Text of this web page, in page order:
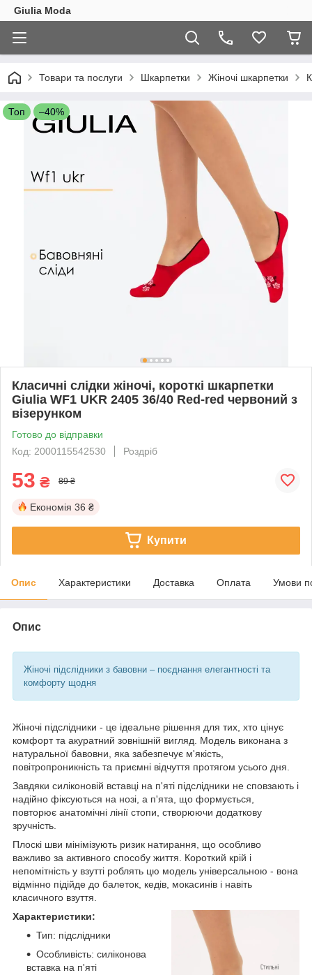
Giulia Moda
Товари та послуги Шкарпетки Жіночі шкарпетки
Топ –40%
Класичні слідки жіночі, короткі шкарпетки
Giulia WF1 UKR 2405 36/40 Red-red червоний з
візерунком
Готово до відправки
Код: 2000115542530
Роздріб
53 ₴ 89 ₴
Економія 36 ₴
Купити
Опис Характеристики Доставка Оплата Умови
Опис
Жіночі підслідники з бавовни – поєднання елегантності та
комфорту щодня
Жіночі підслідники - це ідеальне рішення для тих, хто цінує
комфорт та акуратний зовнішній вигляд. Модель виконана з
натуральної бавовни, яка забезпечує м'якість,
повітропроникність та приємні відчуття протягом усього дня.
Завдяки силіконовій вставці на п'яті підслідники не сповзають і
надійно фіксуються на нозі, а п'ята, що формується,
повторює анатомічні лінії стопи, створюючи додаткову
зручність.
Плоскі шви мінімізують ризик натирання, що особливо
важливо за активного способу життя. Короткий крій і
непомітність у взутті роблять цю модель універсальною - вона
відмінно підійде до балеток, кедів, мокасинів і навіть
класичного взуття.
Характеристики:
Тип: підслідники
Особливість: силіконова
вставка на п'яті